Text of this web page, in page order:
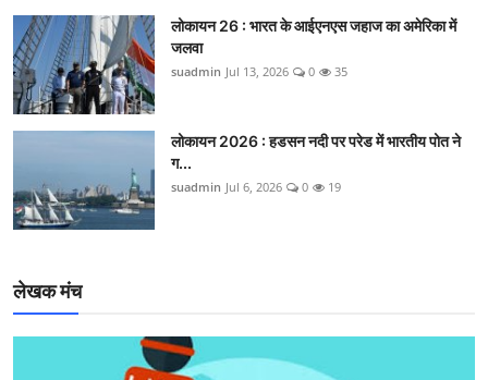
लोकायन 26 : भारत के आईएनएस जहाज का अमेरिका में
जलवा
suadmin Jul 13, 2026 0 35
लोकायन 2026 : हडसन नदी पर परेड में भारतीय पोत ने
ग...
suadmin Jul 6, 2026 0 19
लेखक मंच